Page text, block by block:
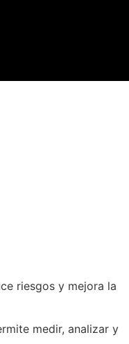
riesgos y mejora la
medir, analizar y